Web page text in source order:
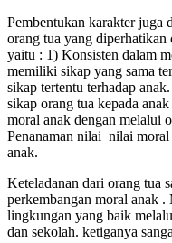
Pembentukan karakter juga
orang tua yang diperhatikan
yaitu : 1) Konsisten dalam
memiliki sikap yang sama
sikap tertentu terhadap
sikap orang tua kepada
moral anak dengan melalui
Penanaman nilai nilai
anak.
Keteladanan dari orang tua
perkembangan moral anak
lingkungan yang baik
dan sekolah. ketiganya